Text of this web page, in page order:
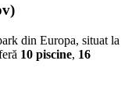
din Europa, situat la
10 piscine, 16